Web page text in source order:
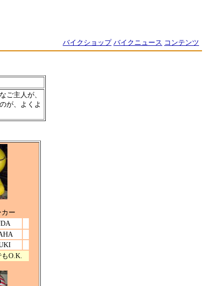
バイクショップ バイクニュース コンテンツ
ご主人が、
が、よくよ
ー
O.K.